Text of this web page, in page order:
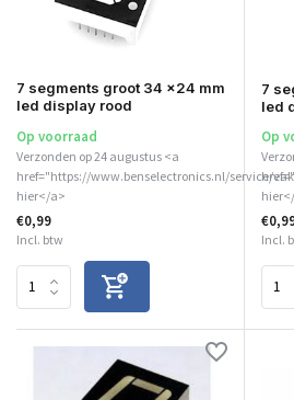
7 segments groot 34 x24 mm
led display rood
Op voorraad
Verzonden op 24 augustus <a
href="https://www.benselectronics.nl/service/
hier</a>
€0,99
Incl. btw
7
led
Op
Incl.